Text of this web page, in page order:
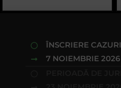
ÎNSCRIERE CAZURI
7 NOIEMBRIE 2026